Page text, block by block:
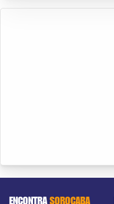
ENCONTRASOROCABA